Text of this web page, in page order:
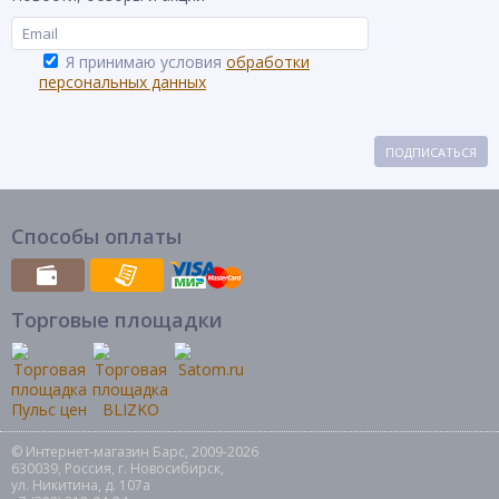
Я принимаю условия обработки
персональных данных
ПОДПИСАТЬСЯ
Способы оплаты
Торговые площадки
© Интернет-магазин Барс, 2009-2026
630039, Россия, г. Новосибирск,
ул. Никитина, д. 107а